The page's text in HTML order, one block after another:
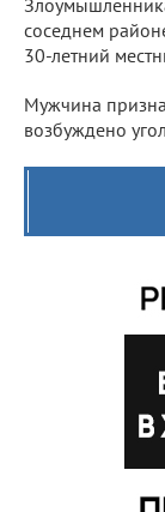
соседнем
30-летний
Мужчина
возбуждено